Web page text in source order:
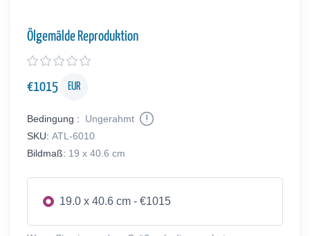
Ölgemälde Reproduktion
€1015 EUR
Bedingung :
Ungerahmt
SKU: ATL-6010
Bildmaß: 19 x 40.6 cm
19.0 x 40.6 cm - €1015